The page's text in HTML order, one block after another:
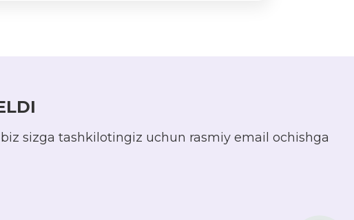
sizga tashkilotingiz uchun rasmiy email ochishga